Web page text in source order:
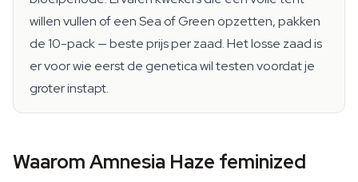
willen vullen of een Sea of Green opzetten, pakken
de 10-pack — beste prijs per zaad. Het losse zaad is
er voor wie eerst de genetica wil testen voordat je
groter instapt.
Waarom Amnesia Haze feminized